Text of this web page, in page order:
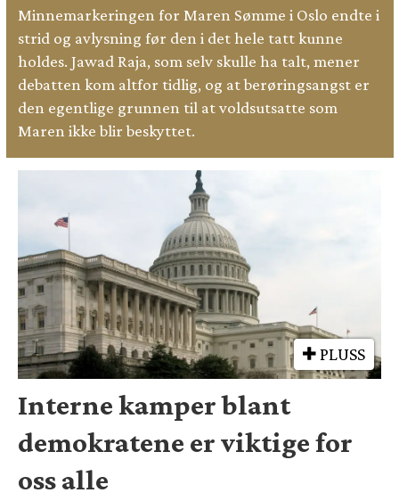
Minnemarkeringen for Maren Sømme i Oslo endte i
strid og avlysning før den i det hele tatt kunne
holdes. Jawad Raja, som selv skulle ha talt, mener
debatten kom altfor tidlig, og at berøringsangst er
den egentlige grunnen til at voldsutsatte som
Maren ikke blir beskyttet.
PLUSS
Interne kamper blant
demokratene er viktige for
oss alle